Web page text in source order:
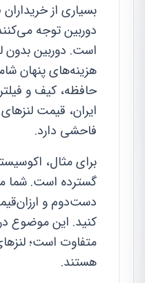
بسیاری از
دوربین توجه
است. دوربین بدون
هزینه‌های پنهان
حافظه، کیف و
ایران، قیمت
فاحشی دارد.
برای مثال،
گسترده است. شما
دست‌دوم و
کنید. این موضوع
متفاوت است؛
هستند.